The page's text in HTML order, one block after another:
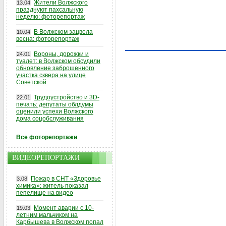
13.04 Жители Волжского
празднуют пахсальную
неделю: фоторепортаж
10.04
В Волжском зацвела
весна: фоторепортаж
24.01
Вороны, дорожки и
туалет: в Волжском обсудили
обновление заброшенного
участка сквера на улице
Советской
22.01
Трудоустройство и 3D-
печать: депутаты облдумы
оценили успехи Волжского
дома соцобслуживания
Все фоторепортажи
ВИДЕОРЕПОРТАЖИ
3.08
Пожар в СНТ «Здоровье
химика»: житель показал
пепелище на видео
19.03
Момент аварии с 10-
летним мальчиком на
Карбышева в Волжском попал